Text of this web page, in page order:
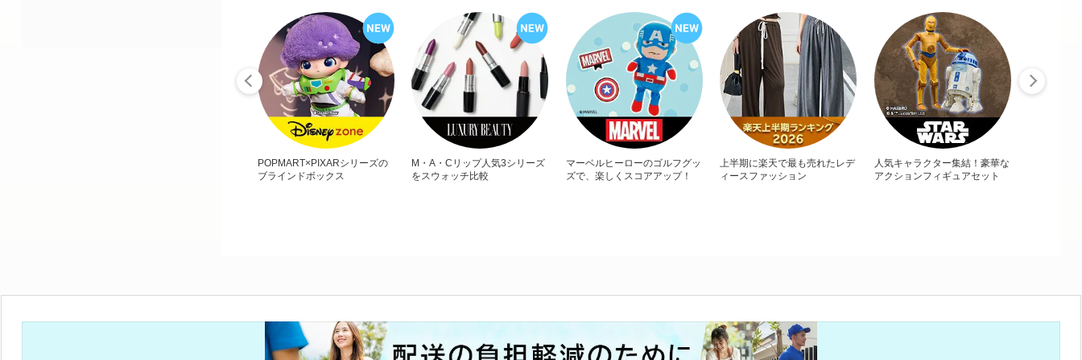
POPMART×PIXARシリーズの
ブラインドボックス
M・A・Cリップ人気3シリーズ
をスウォッチ比較
マーベルヒーローのゴルフグッ
ズで、楽しくスコアアップ！
上半期に楽天で最も売れたレデ
ィースファッション
人気キャラクター集結！豪華な
アクションフィギュアセット